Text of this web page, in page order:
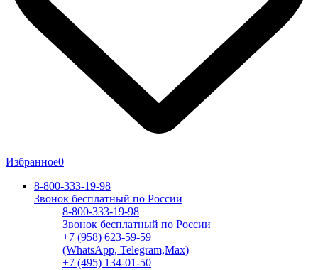
Избранное0
8-800-333-19-98
Звонок бесплатный по России
8-800-333-19-98
Звонок бесплатный по России
+7 (958) 623-59-59
(WhatsApp, Telegram,Max)
+7 (495) 134-01-50